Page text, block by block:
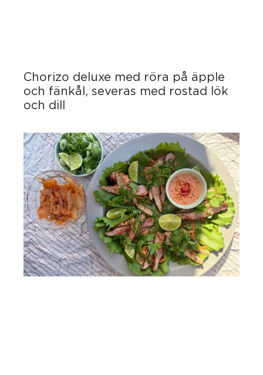
Chorizo deluxe med röra på äpple
och fänkål, severas med rostad lök
och dill